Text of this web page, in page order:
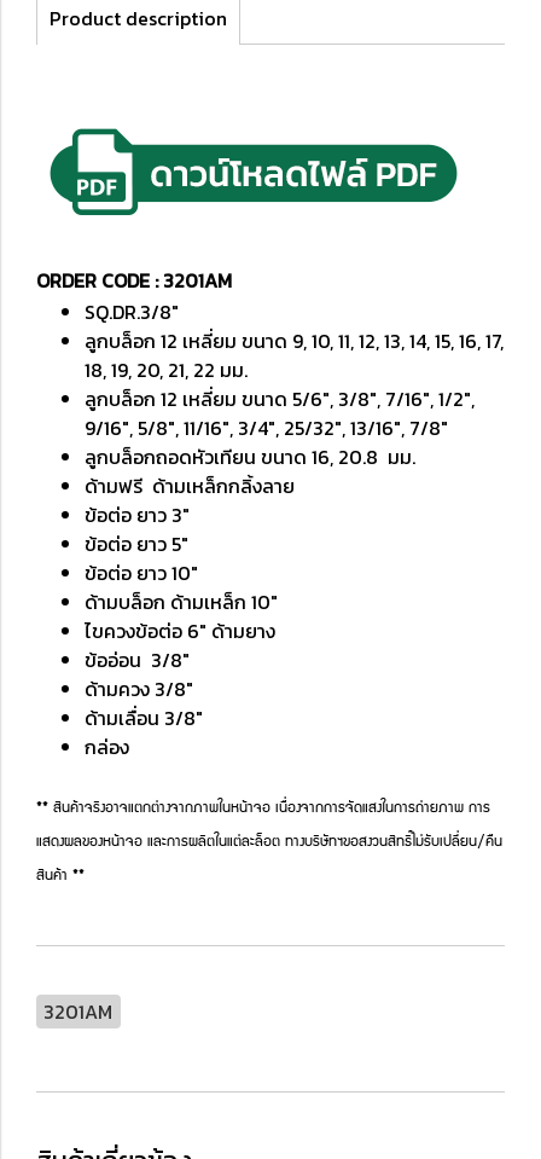
Product description
ORDER CODE : 3201AM
SQ.DR.3/8"
ลูกบล็อก 12 เหลี่ยม ขนาด 9, 10, 11, 12, 13, 14, 15, 16, 17,
18, 19, 20, 21, 22 มม.
ลูกบล็อก 12 เหลี่ยม ขนาด 5/6", 3/8", 7/16", 1/2",
9/16", 5/8", 11/16", 3/4", 25/32", 13/16", 7/8"
ลูกบล็อกถอดหัวเทียน ขนาด 16, 20.8 มม.
ด้ามฟรี ด้ามเหล็กกลิ้งลาย
ข้อต่อ ยาว 3"
ข้อต่อ ยาว 5"
ข้อต่อ ยาว 10"
ด้ามบล็อก ด้ามเหล็ก 10"
ไขควงข้อต่อ 6" ด้ามยาง
ข้ออ่อน 3/8"
ด้ามควง 3/8"
ด้ามเลื่อน 3/8"
กล่อง
** สินค้าจริงอาจแตกต่างจากภาพในหน้าจอ เนื่องจากการจัดแสงในการถ่ายภาพ การ
แสดงผลของหน้าจอ และการผลิตในแต่ละล็อต ทางบริษัทฯขอสงวนสิทธิ์ไม่รับเปลี่ยน/คืน
สินค้า **
3201AM